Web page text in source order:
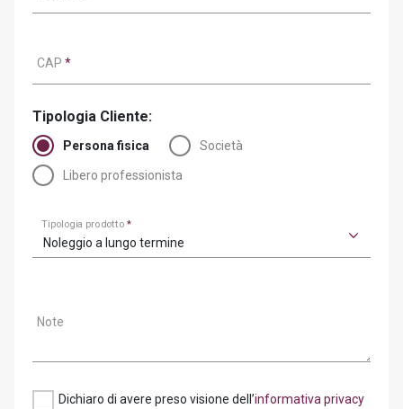
CAP *
Tipologia Cliente:
Persona fisica Società
Libero professionista
Tipologia prodotto*
Noleggio a lungo termine
Note
Dichiaro di avere preso visione dell’informativa privacy